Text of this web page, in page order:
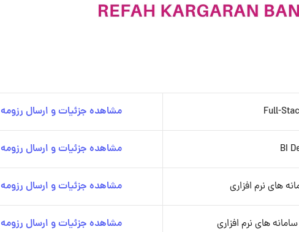
Full- مشاهده جزئیات و ارسال رزومه
BI مشاهده جزئیات و ارسال رزومه
های نرم افزاری مشاهده جزئیات و ارسال رزومه
های نرم افزاری مشاهده جزئیات و ارسال رزومه